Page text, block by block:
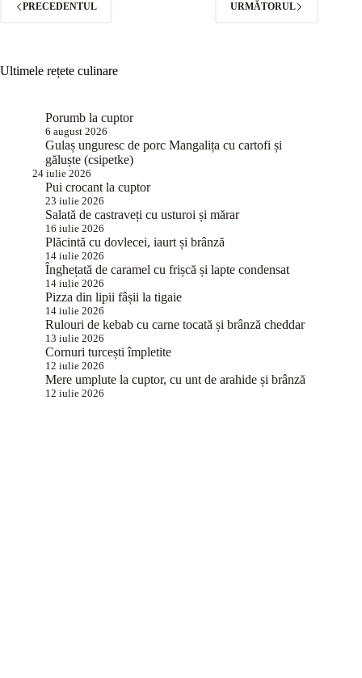
PRECEDENTUL URMĂTORUL
Ultimele rețete culinare
Porumb la cuptor
6 august 2026
Gulaș unguresc de porc Mangalița cu cartofi și
găluște (csipetke)
24 iulie 2026
Pui crocant la cuptor
23 iulie 2026
Salată de castraveți cu usturoi și mărar
16 iulie 2026
Plăcintă cu dovlecei, iaurt și brânză
14 iulie 2026
Înghețată de caramel cu frișcă și lapte condensat
14 iulie 2026
Pizza din lipii fâșii la tigaie
14 iulie 2026
Rulouri de kebab cu carne tocată și brânză cheddar
13 iulie 2026
Cornuri turcești împletite
12 iulie 2026
Mere umplute la cuptor, cu unt de arahide și brânză
12 iulie 2026